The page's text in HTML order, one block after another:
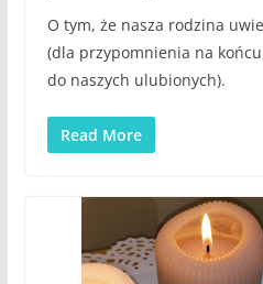
O tym, że nasza rodzina
(dla przypomnienia na
do naszych ulubionych).
Read More